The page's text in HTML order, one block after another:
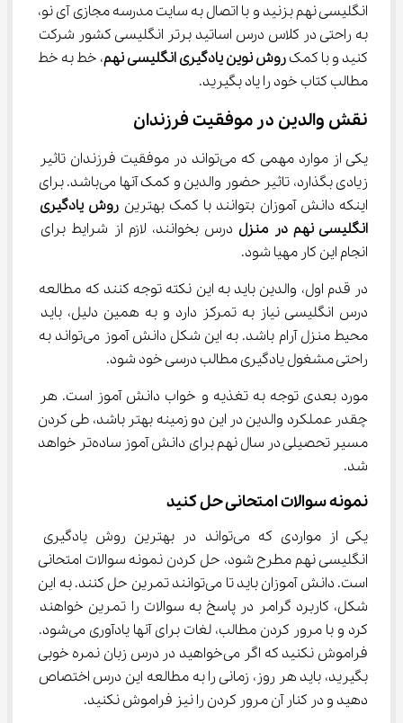
انگلیسی نهم بزنید و با اتصال به سایت مدرسه مجازی آی نو،
به راحتی در کلاس درس اساتید برتر انگلیسی کشور شرکت
کنید و با کمک روش نوین یادگیری انگلیسینهم، خط به خط
مطالب کتاب خود را یاد بگیرید.
نقش والدین در موفقیت فرزندان
یکی از موارد مهمی که می‌تواند در موفقیت فرزندان تاثیر
زیادی بگذارد، تاثیر حضور والدین و کمک آنها می‌باشد. برای
اینکه دانش آموزان بتوانند با کمک بهترین روش یادگیری
انگلیسی نهم در منزل درس بخوانند، لازم از شرایط برای
انجام این کار مهیا شود.
در قدم اول، والدین باید به این نکته توجه کنند که مطالعه
درس انگلیسی نیاز به تمرکز دارد و به همین دلیل، باید
محیط منزل آرام باشد. به این شکل دانش آموز می‌تواند به
راحتی مشغول یادگیری مطالب درسی خود شود.
مورد بعدی توجه به تغذیه و خواب دانش آموز است. هر
چقدر عملکرد والدین در این دو زمینه بهتر باشد، طی کردن
مسیر تحصیلی در سال نهم برای دانش آموز ساده‌تر خواهد
شد.
نمونه سوالات امتحانی حل کنید
یکی از مواردی که می‌تواند در بهترین روش یادگیری
انگلیسی نهم مطرح شود، حل کردن نمونه سوالات امتحانی
است. دانش آموزان باید تا می‌توانند تمرین حل کنند. به این
شکل، کاربرد گرامر در پاسخ به سوالات را تمرین خواهند
کرد و با مرور کردن مطالب، لغات برای آنها یادآوری می‌شود.
فراموش نکنید که اگر می‌خواهید در درس زبان نمره خوبی
بگیرید، باید هر روز، زمانی را به مطالعه این درس اختصاص
دهید و در کنار آن مرور کردن را نیز فراموش نکنید.